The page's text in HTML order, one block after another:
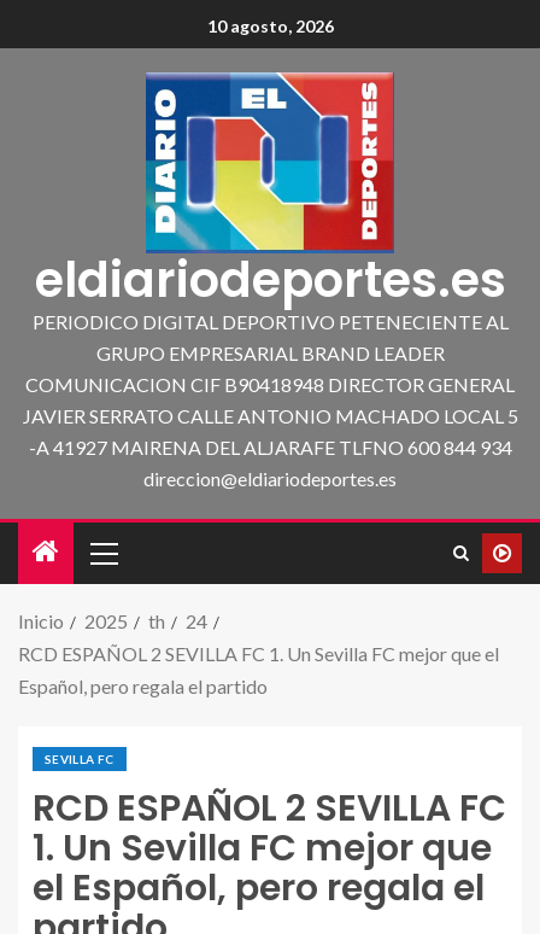
10 agosto, 2026
eldiariodeportes.es
PERIODICO DIGITAL DEPORTIVO PETENECIENTE AL
GRUPO EMPRESARIAL BRAND LEADER
COMUNICACION CIF B90418948 DIRECTOR GENERAL
JAVIER SERRATO CALLE ANTONIO MACHADO LOCAL 5
-A 41927 MAIRENA DEL ALJARAFE TLFNO 600 844 934
direccion@eldiariodeportes.es
Inicio 2025 th
24
RCD ESPAÑOL 2 SEVILLA FC 1. Un Sevilla FC mejor que el
Español, pero regala el partido
SEVILLA FC
RCD ESPAÑOL 2 SEVILLA FC
1. Un Sevilla FC mejor que
el Español, pero regala el